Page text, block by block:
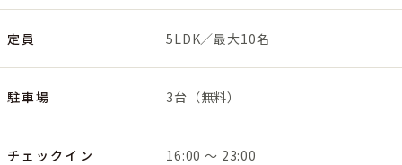
定員 5LDK／最大10名
駐車場 3台（無料）
チェックイン 16:00 〜 23:00